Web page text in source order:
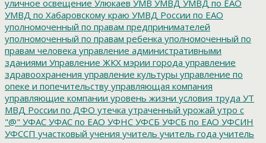
уличное освещение Улюкаев УМВ УМВД УМВД по ЕАО
УМВД по Хабаровскому краю УМВД России по ЕАО
уполномоченный по правам предпринимателей
уполномоченный по правам ребенка уполномоченный по
правам человека управление административными
зданиями Управление ЖКХ мэрии города управление
здравоохранения управление культуры управление по
опеке и попечительству управляющая компания
управляющие компании уровень жизни условия труда УТ
МВД России по ДФО утечка утраченный урожай утро с
"@" УФАС УФАС по ЕАО УФНС УФСБ УФСБ по ЕАО УФСИН
УФССП участковый учения учитель учитель года учитель